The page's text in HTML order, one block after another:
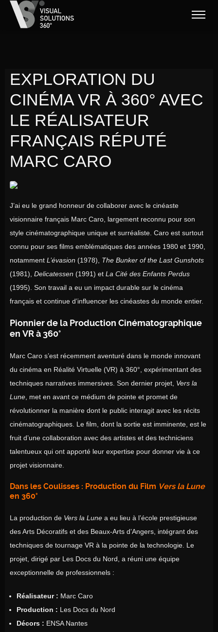
EXPLORATION DU
CINÉMA VR À 360° AVEC
LE RÉALISATEUR
FRANÇAIS RÉPUTÉ
MARC CARO
J’ai eu le grand honneur de collaborer avec le cinéaste
visionnaire français Marc Caro, largement reconnu pour son
style cinématographique unique et surréaliste. Caro est surtout
connu pour ses films emblématiques des années 1980 et 1990,
notamment L’évasion (1978), The Bunker of the Last Gunshots
(1981), Delicatessen (1991) et La Cité des Enfants Perdus
(1995). Son travail a eu un impact durable sur le cinéma
français et continue d’influencer les cinéastes du monde entier.
Pionnier de la Production Cinématographique
en VR à 360°
Marc Caro s’est récemment aventuré dans le monde innovant
du cinéma en Réalité Virtuelle (VR) à 360°, expérimentant des
techniques narratives immersives. Son dernier projet, Vers la
Lune , met en avant ce médium de pointe et promet de
révolutionner la manière dont le public interagit avec les récits
cinématographiques. Le film, dont la sortie est imminente, est le
fruit d’une collaboration avec des artistes et des techniciens
talentueux qui ont apporté leur expertise pour donner vie à ce
projet visionnaire.
Dans les Coulisses : Production du Film Vers la Lune
en 360°
La production de Vers la Lune a eu lieu à l’école prestigieuse
des Arts Décoratifs et des Beaux-Arts d’Angers, intégrant des
techniques de tournage VR à la pointe de la technologie. Le
projet, dirigé par Les Docs du Nord, a réuni une équipe
exceptionnelle de professionnels :
Réalisateur : Marc Caro
Production : Les Docs du Nord
Décors : ENSA Nantes